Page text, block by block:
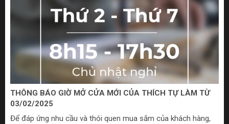
THÔNG BÁO GIỜ MỞ CỬA MỚI CỦA THÍCH TỰ LÀM TỪ
03/02/2025
Để đáp ứng nhu cầu và thói quen mua sắm của khách hàng,